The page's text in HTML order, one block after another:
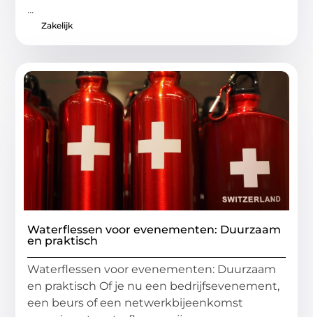
...
Zakelijk
Waterflessen voor evenementen: Duurzaam
en praktisch
Waterflessen voor evenementen: Duurzaam
en praktisch Of je nu een bedrijfsevenement,
een beurs of een netwerkbijeenkomst